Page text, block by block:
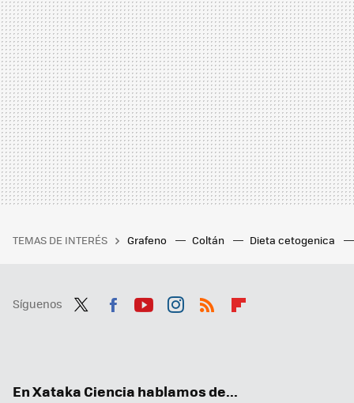
TEMAS DE INTERÉS Grafeno Coltán Dieta cetogenica
Síguenos
En Xataka Ciencia hablamos de...